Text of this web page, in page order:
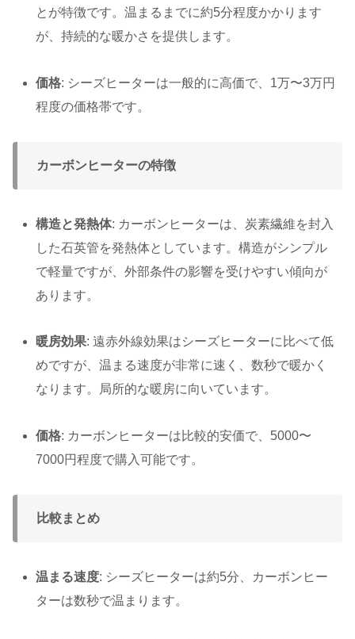
とが特徴です。温まるまでに約5分程度かかります
が、持続的な暖かさを提供します。
価格: シーズヒーターは一般的に高価で、1万〜3万円
程度の価格帯です。
カーボンヒーターの特徴
構造と発熱体: カーボンヒーターは、炭素繊維を封入
した石英管を発熱体としています。構造がシンプル
で軽量ですが、外部条件の影響を受けやすい傾向が
あります。
暖房効果: 遠赤外線効果はシーズヒーターに比べて低
めですが、温まる速度が非常に速く、数秒で暖かく
なります。局所的な暖房に向いています。
価格: カーボンヒーターは比較的安価で、5000〜
7000円程度で購入可能です。
比較まとめ
温まる速度: シーズヒーターは約5分、カーボンヒー
ターは数秒で温まります。